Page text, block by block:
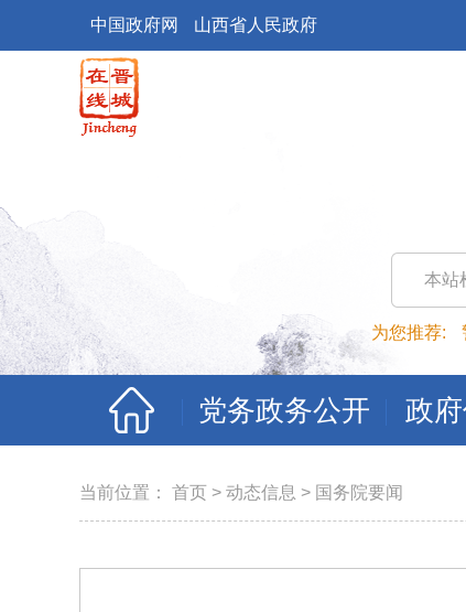
中国政府网 山西省人民政府
本站
为您推荐:
党务政务公开 政
当前位置： 首页 > 动态信息 > 国务院要闻